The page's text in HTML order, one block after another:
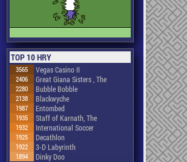
TOP 10 HRY
3565 Vegas Casino II
2406 Great Giana Sisters , The
2280 Bubble Bobble
2138 Blackwyche
1987 Entombed
1935 Staff of Karnath, The
1932 International Soccer
1925 Decathlon
1922 3-D Labyrinth
1894 Dinky Doo